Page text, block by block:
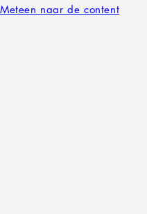
Meteen naar de content